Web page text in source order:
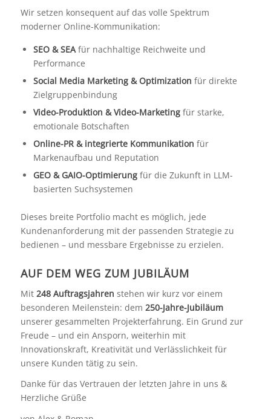
Wir setzen konsequent auf das volle Spektrum
moderner Online-Kommunikation:
SEO & SEAfür nachhaltige Reichweite und
Performance
Social Media Marketing & Optimization für direkte
Zielgruppenbindung
Video-Produktion & Video-Marketingfür starke,
emotionale Botschaften
Online-PR & integrierte Kommunikation für
Markenaufbau und Reputation
GEO & GAIO-Optimierungfür die Zukunft in LLM-
basierten Suchsystemen
Dieses breite Portfolio macht es möglich, jede
Kundenanforderung mit der passenden Strategie zu
bedienen – und messbare Ergebnisse zu erzielen.
AUF DEM WEG ZUM JUBILÄUM
Mit 248 Auftragsjahren stehen wir kurz vor einem
besonderen Meilenstein: dem 250-Jahre-Jubiläum
unserer gesammelten Projekterfahrung. Ein Grund zur
Freude – und ein Ansporn, weiterhin mit
Innovationskraft, Kreativität und Verlässlichkeit für
unsere Kunden tätig zu sein.
Danke für das Vertrauen der letzten Jahre in uns &
Herzliche Grüße